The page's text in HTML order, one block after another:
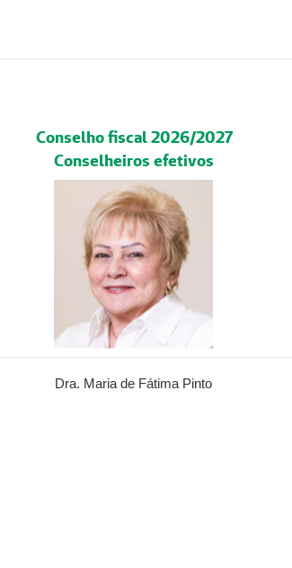
Conselho fiscal 2026/2027
Conselheiros efetivos
Dra. Maria de Fátima Pinto